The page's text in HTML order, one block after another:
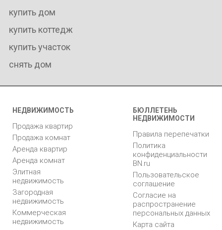
купить дом
купить коттедж
купить участок
снять дом
НЕДВИЖИМОСТЬ
Продажа квартир
Продажа комнат
Аренда квартир
Аренда комнат
Элитная
недвижимость
Загородная
недвижимость
Коммерческая
недвижимость
БЮЛЛЕТЕНЬ
НЕДВИЖИМОСТИ
Правила перепечатки
Политика
конфиденциальности
BN.ru
Пользовательское
соглашение
Согласие на
распространение
персональных данных
Карта сайта